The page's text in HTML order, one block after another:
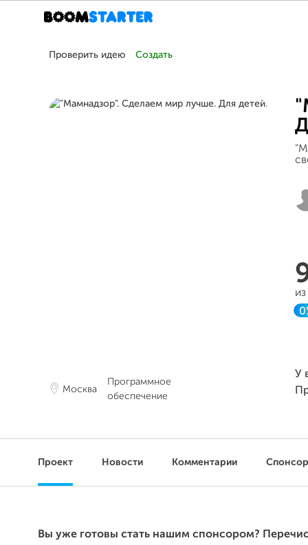
Проверить идею Создать
Москва
Программное
обеспечение
У
Проект Новости Комментарии
Вы уже готовы стать нашим спонсором?